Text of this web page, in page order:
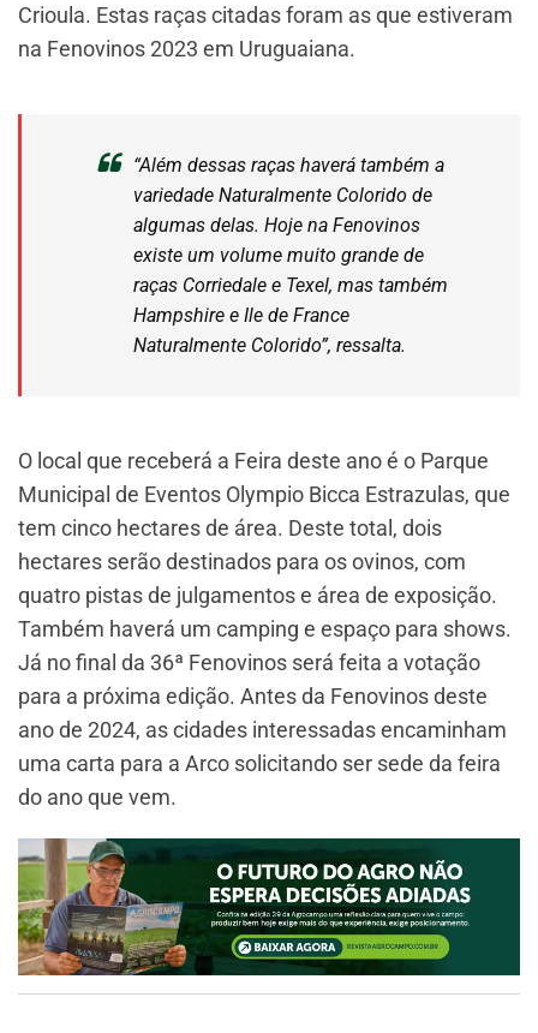
Crioula. Estas raças citadas foram as que estiveram
na Fenovinos 2023 em Uruguaiana.
“Além dessas raças haverá também a
variedade Naturalmente Colorido de
algumas delas. Hoje na Fenovinos
existe um volume muito grande de
raças Corriedale e Texel, mas também
Hampshire e Ile de France
Naturalmente Colorido”, ressalta.
O local que receberá a Feira deste ano é o Parque
Municipal de Eventos Olympio Bicca Estrazulas, que
tem cinco hectares de área. Deste total, dois
hectares serão destinados para os ovinos, com
quatro pistas de julgamentos e área de exposição.
Também haverá um camping e espaço para shows.
Já no final da 36ª Fenovinos será feita a votação
para a próxima edição. Antes da Fenovinos deste
ano de 2024, as cidades interessadas encaminham
uma carta para a Arco solicitando ser sede da feira
do ano que vem.